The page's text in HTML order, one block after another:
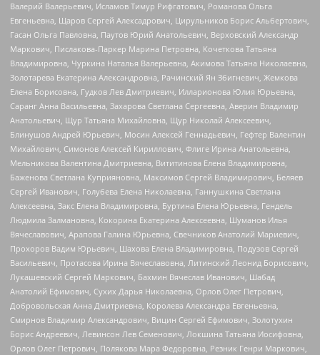
Валерий Валерьевич, Исламов Тимур Рифгатович, Романова Ольга
Евгеньевна, Щаров Сергей Алексадрович, Цирульников Борис Альбертович,
Гасан Ольга Павловна, Паутов Юрий Анатольевич, Верховский Александр
Маркович, Пислакова-Паркер Марина Петровна, Кочеткова Татьяна
Владимировна, Чуркина Наталья Валерьевна, Акимова Татьяна Николаевна,
Золотарева Екатерина Александровна, Рачинский Ян Збигневич, Жемкова
Елена Борисовна, Гудков Лев Дмитриевич, Илларионова Юлия Юрьевна,
Саранг Анна Васильевна, Захарова Светлана Сергеевна, Аверин Владимир
Анатольевич, Щур Татьяна Михайловна, Щур Николай Алексеевич,
Блинушов Андрей Юрьевич, Мосин Алексей Геннадьевич, Гефтер Валентин
Михайлович, Симонов Алексей Кириллович, Флиге Ирина Анатольевна,
Мельникова Валентина Дмитриевна, Вититинова Елена Владимировна,
Баженова Светлана Куприяновна, Максимов Сергей Владимирович, Беляев
Сергей Иванович, Голубева Елена Николаевна, Ганнушкина Светлана
Алексеевна, Закс Елена Владимировна, Буртина Елена Юрьевна, Гендель
Людмила Залмановна, Кокорина Екатерина Алексеевна, Шуманов Илья
Вячеславович, Арапова Галина Юрьевна, Свечников Анатолий Мариевич,
Прохоров Вадим Юрьевич, Шахова Елена Владимировна, Подузов Сергей
Васильевич, Протасова Ирина Вячеславовна, Литинский Леонид Борисович,
Лукашевский Сергей Маркович, Бахмин Вячеслав Иванович, Шабад
Анатолий Ефимович, Сухих Дарья Николаевна, Орлов Олег Петрович,
Добровольская Анна Дмитриевна, Королева Александра Евгеньевна,
Смирнов Владимир Александрович, Вицин Сергей Ефимович, Золотухин
Борис Андреевич, Левинсон Лев Семенович, Локшина Татьяна Иосифовна,
Орлов Олег Петрович, Полякова Мара Федоровна, Резник Генри Маркович,